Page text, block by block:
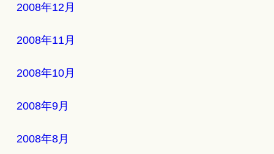
2008年12月
2008年11月
2008年10月
2008年9月
2008年8月